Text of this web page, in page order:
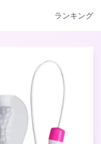
ランキング